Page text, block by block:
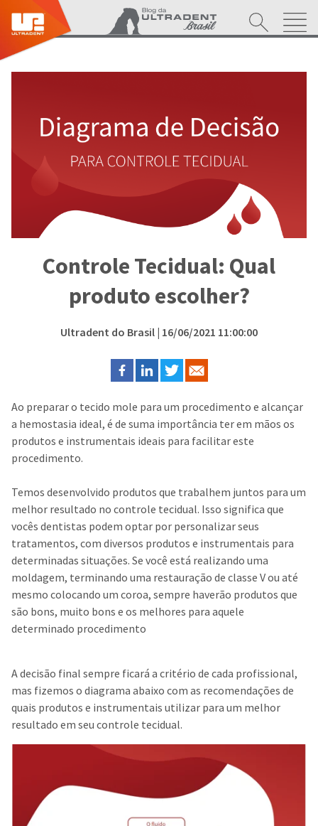
Controle Tecidual: Qual
produto escolher?
Ultradent do Brasil| 16/06/2021 11:00:00
Ao preparar o tecido mole para um procedimento e alcançar
a hemostasia ideal, é de suma importância ter em mãos os
produtos e instrumentais ideais para facilitar este
procedimento.
Temos desenvolvido produtos que trabalhem juntos para um
melhor resultado no controle tecidual. Isso significa que
vocês dentistas podem optar por personalizar seus
tratamentos, com diversos produtos e instrumentais para
determinadas situações. Se você está realizando uma
moldagem, terminando uma restauração de classe V ou até
mesmo colocando um coroa, sempre haverão produtos que
são bons, muito bons e os melhores para aquele
determinado procedimento
A decisão final sempre ficará a critério de cada profissional,
mas fizemos o diagrama abaixo com as recomendações de
quais produtos e instrumentais utilizar para um melhor
resultado em seu controle tecidual.